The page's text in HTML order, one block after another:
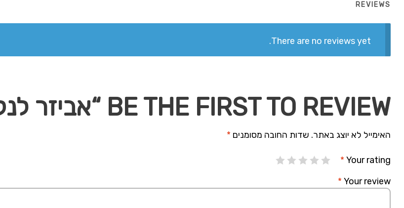
REVIEWS
There are no reviews yet.
BE THE FIRST TO REVIEW “אביזר לנקיון S חלונות 3 ב-1”
האימייל לא יוצג באתר. שדות החובה מסומנים *
Your rating
*
Your review
*